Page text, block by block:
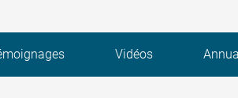
Vidéos